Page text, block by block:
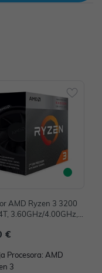
AMD Ryzen 3 3200
3.60GHz/4.00GHz, 4
€
Procesora: AMD
3